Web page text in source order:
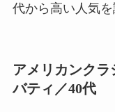
代から高い人気を
アメリカンクラ
バティ／40代